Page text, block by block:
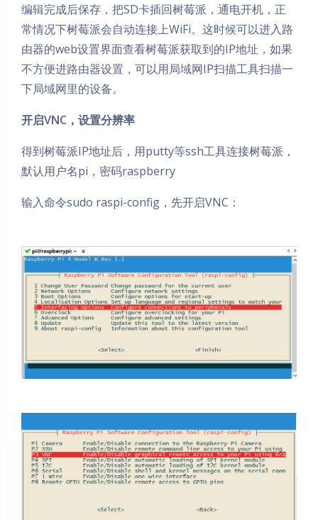
编辑完成后保存，把SD卡插回树莓派，通电开机，正
常情况下树莓派会自动连接上WiFi。这时候可以进入路
由器的web设置界面查看树莓派获取到的IP地址，如果
不方便进路由器设置，可以用局域网IP扫描工具扫描一
下局域网里的设备。
开启VNC，设置分辨率
得到树莓派IP地址后，用putty等ssh工具连接树莓派，
默认用户名pi，密码raspberry
输入命令sudo raspi-config，先开启VNC：